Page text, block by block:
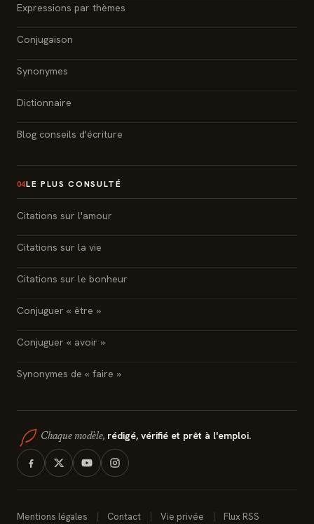
Expressions par thèmes
Conjugaison
Synonymes
Dictionnaire
Blog conseils d'écriture
04LE PLUS CONSULTÉ
Citations sur l'amour
Citations sur la vie
Citations sur le bonheur
Conjuguer « être »
Conjuguer « avoir »
Synonymes de « faire »
Chaque modèle, rédigé, vérifié et prêt à l'emploi.
Mentions légales Contact Vie privée Flux RSS